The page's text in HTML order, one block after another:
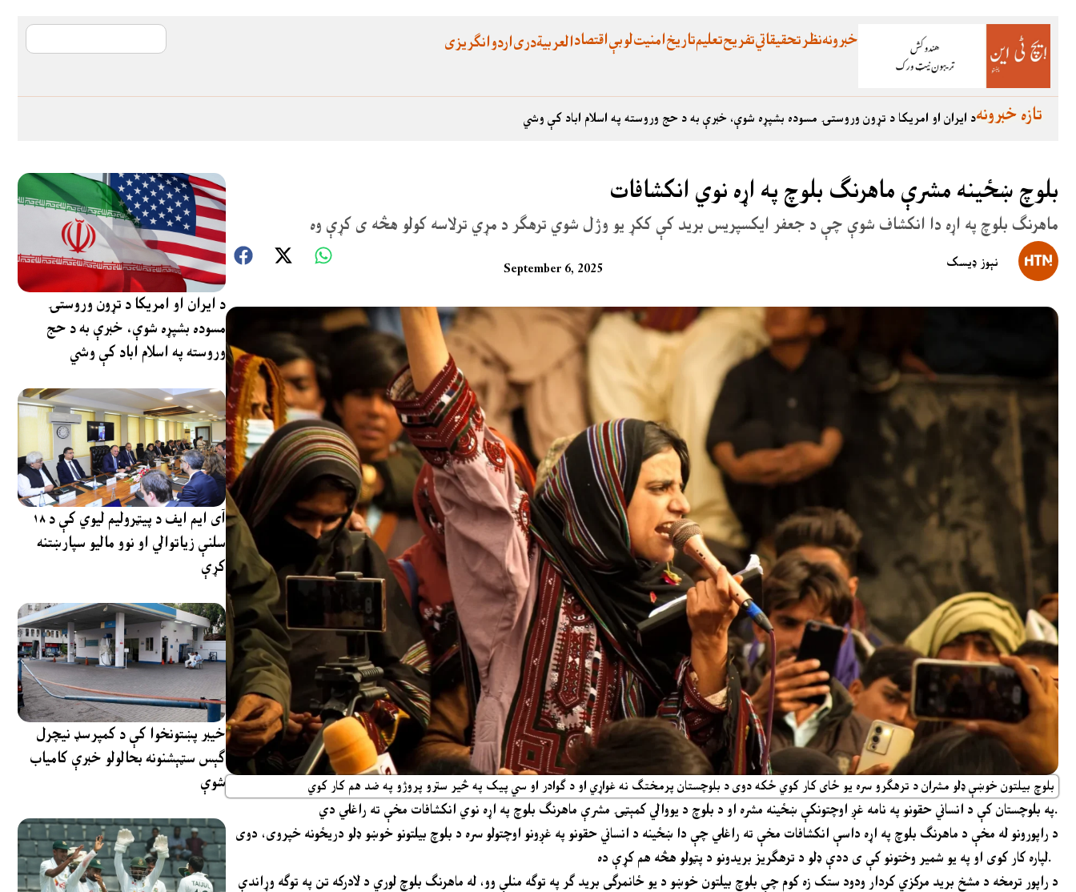
اقتصادلوبېامنیتتاریختعلیمتفریحتحقیقاتينظرخبرونه انگریزیاردودریالعربية
د ایران او امریکا د تړون وروستۍ مسوده بشپړه شوې، خبرې به د حج وروسته په اسلام اباد کې وشيتازه خبرونه
د ایران او امریکا د تړون وروستۍ
مسوده بشپړه شوې، خبرې به د حج
وروسته په اسلام اباد کې وشي
آی ایم ایف د پیټرولیم لیوي کې د ۱۸
سلنې زیاتوالي او نوو مالیو سپارښتنه
کړې
خیبر پښتونخوا کې د کمپرسډ نیچرل
ګېس سټېشنونه بحالولو خبرې کامیاب
شوې
بلوچ ښځینه مشرې ماهرنګ بلوچ په اړه نوي انکشافات
ماهرنګ بلوچ په اړه دا انکشاف شوې چې د جعفر ایکسپریس برید کې ککړ یو وژل شوي ترهګر د مړي ترلاسه کولو هڅه ی کړې وه
September 6, 2025 نېوز ډیسک
بلوچ بیلتون خوښې ډلو مشران د ترهګرو سره یو ځای کار کوي ځکه دوی د بلوچستان پرمختګ نه غواړي او د ګوادر او سي پیک په څیر سترو پروژو په ضد هم کار کوي
په بلوچستان کې د انساني حقونو په نامه غږ اوچتونکې ښځینه مشره او دبلوچد یوواليکمېټۍمشرې ماهرنګ بلوچ په اړه نوي انکشافات
مخې ته راغلي دي.
د راپورونو له مخې د ماهرنګ بلوچ په اړه داسې انکشافات مخې ته راغلي چې دا ښځینه د انساني حقونو په غږونو اوچتولو سره د بلوچ بیلتونو خوښو ډلو دریځونه خپروی، دوی
لپاره کار کوی او په یو شمیر وختونو کې ی ددې ډلو د ترهګریز بریدونو د پټولو هڅه هم کړې ده.